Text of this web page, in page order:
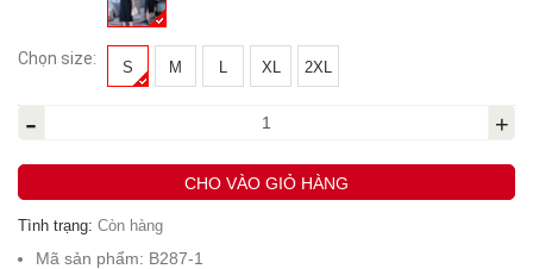
Chọn size: S M L XL 2XL
- +
CHO VÀO GIỎ HÀNG
Tình trạng: Còn hàng
Mã sản phẩm: B287-1